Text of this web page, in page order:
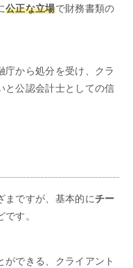
公正な立場で財務書類の
庁から処分を受け、クラ
と公認会計士としての信
まですが、基本的にチー
す。
できる、クライアント